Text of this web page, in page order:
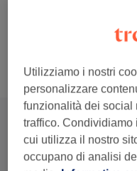
Dettagli importanti del
Sfoglia la lista dei
Tutti
Utilizziamo i nostri
personalizzare
funzionalità dei social
traffico. Condividiamo
cui utilizza il nostro
occupano di analisi